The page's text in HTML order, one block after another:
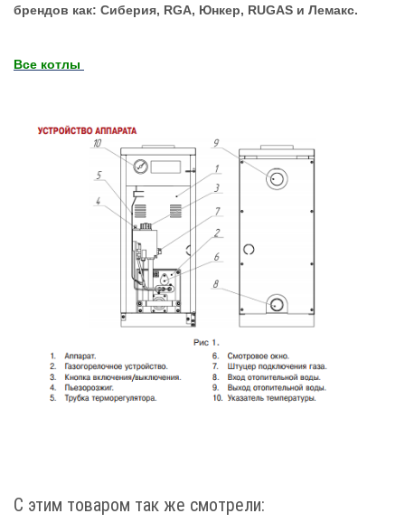
брендов как: Сиберия, RGA, Юнкер, RUGAS и Лемакс.
Все котлы
С этим товаром так же смотрели: